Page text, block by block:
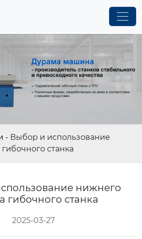
- Выбор и использование
станка
нижнего
гибочного станка
2025-03-27